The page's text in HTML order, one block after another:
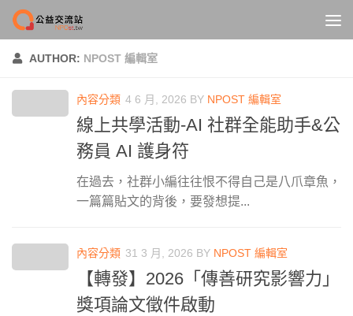
Skip to content
AUTHOR: NPOST 編輯室
內容分類 4 6 月, 2026 BY NPOST 編輯室
線上共學活動-AI 社群全能助手&公
務員 AI 護身符
在過去，社群小編往往恨不得自己是八爪章魚，
一篇篇貼文的背後，要發想提...
內容分類 31 3 月, 2026 BY NPOST 編輯室
【轉發】2026「傳善研究影響力」
獎項論文徵件啟動